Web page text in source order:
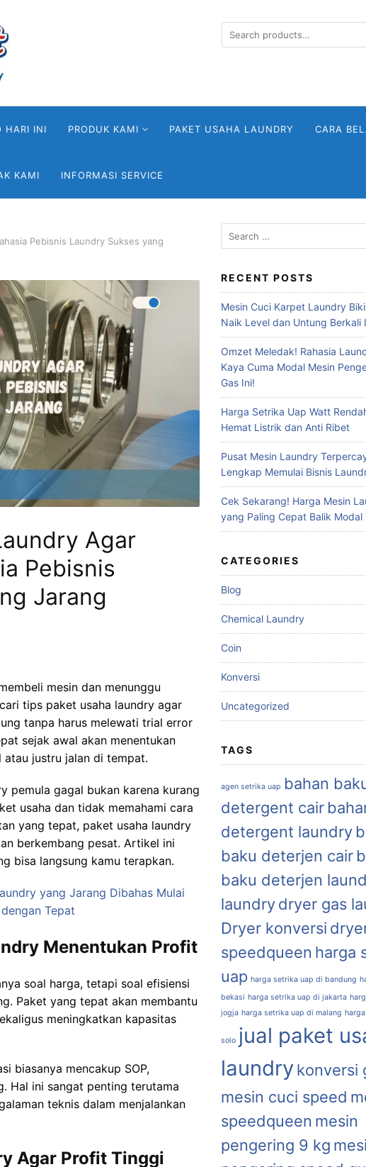
Search
for:
HARI INI PRODUK KAMI PAKET USAHA LAUNDRY CARA
KAMI INFORMASI SERVICE
Pebisnis Laundry Sukses yang
Agar
Pebisnis
Jarang
mesin dan menunggu
tips paket usaha laundry agar
tanpa harus melewati trial error
sejak awal akan menentukan
justru jalan di tempat.
pemula gagal bukan karena kurang
usaha dan tidak memahami cara
yang tepat, paket usaha laundry
berkembang pesat. Artikel ini
bisa langsung kamu terapkan.
yang Jarang Dibahas Mulai
Tepat
Menentukan Profit
soal harga, tetapi soal efisiensi
Paket yang tepat akan membantu
meningkatkan kapasitas
biasanya mencakup SOP,
Hal ini sangat penting terutama
teknis dalam menjalankan
Agar Profit Tinggi
Search
for:
RECENT POSTS
Mesin Cuci Karpet Laundry
Naik Level dan Untung Berkali
Omzet Meledak! Rahasia
Kaya Cuma Modal Mesin
Gas Ini!
Harga Setrika Uap Watt
Hemat Listrik dan Anti Ribet
Pusat Mesin Laundry
Lengkap Memulai Bisnis
Cek Sekarang! Harga Mesin
yang Paling Cepat Balik Modal
CATEGORIES
Blog
Chemical Laundry
Coin
Konversi
Uncategorized
TAGS
agen setrika uap bahan
detergent cair
detergent laundry
baku deterjen cair
baku deterjen
laundrydryer gas
Dryer konversi
speedqueen harga
uap harga setrika uap di bandung
bekasi harga setrika uap di jakarta
jogja harga setrika uap di malang
solo jual paket
laundrykonversi
mesin cuci speed
speedqueen mesin
pengering 9 kg